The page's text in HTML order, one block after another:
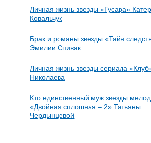
Личная жизнь звезды «Гусара»
Ковальчук
Брак и романы звезды «Тайн
Эмилии Спивак
Личная жизнь звезды сериала
Николаева
Кто единственный муж звезды
«Двойная сплошная – 2» Татьяны
Чердынцевой